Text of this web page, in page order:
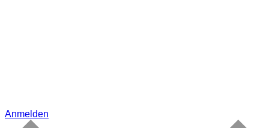
Anmelden